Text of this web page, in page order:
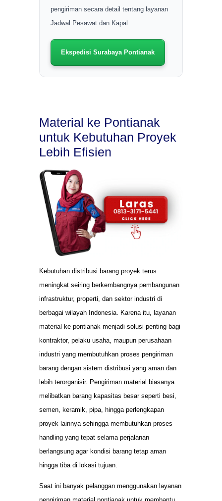
pengiriman secara detail tentang layanan
Jadwal Pesawat dan Kapal
Ekspedisi Surabaya Pontianak
Material ke Pontianak
untuk Kebutuhan Proyek
Lebih Efisien
Kebutuhan distribusi barang proyek terus
meningkat seiring berkembangnya pembangunan
infrastruktur, properti, dan sektor industri di
berbagai wilayah Indonesia. Karena itu, layanan
material ke pontianak menjadi solusi penting bagi
kontraktor, pelaku usaha, maupun perusahaan
industri yang membutuhkan proses pengiriman
barang dengan sistem distribusi yang aman dan
lebih terorganisir. Pengiriman material biasanya
melibatkan barang kapasitas besar seperti besi,
semen, keramik, pipa, hingga perlengkapan
proyek lainnya sehingga membutuhkan proses
handling yang tepat selama perjalanan
berlangsung agar kondisi barang tetap aman
hingga tiba di lokasi tujuan.
Saat ini banyak pelanggan menggunakan layanan